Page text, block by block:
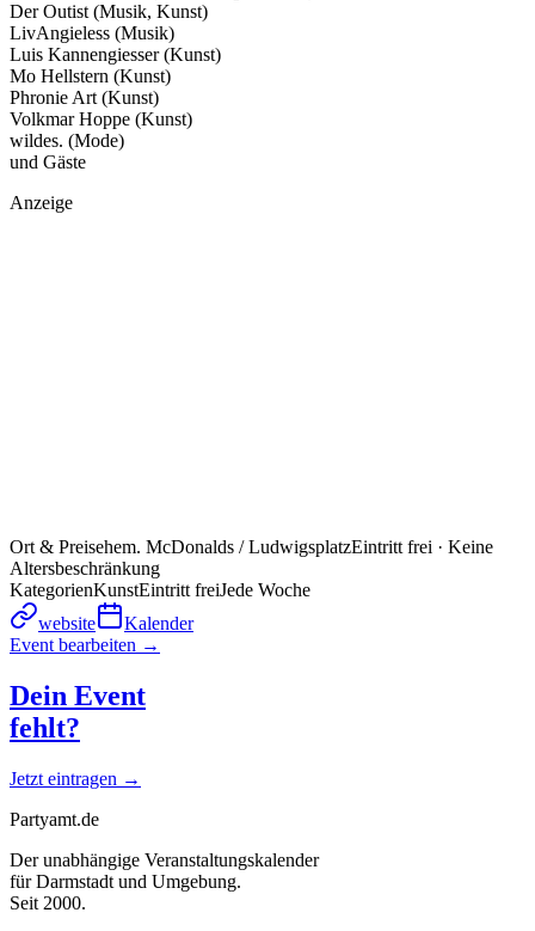
Der Outist (Musik, Kunst)
LivAngieless (Musik)
Luis Kannengiesser (Kunst)
Mo Hellstern (Kunst)
Phronie Art (Kunst)
Volkmar Hoppe (Kunst)
wildes. (Mode)
und Gäste
Anzeige
Ort & Preisehem. McDonalds / LudwigsplatzEintritt frei · Keine
Altersbeschränkung
KategorienKunstEintritt freiJede Woche
website
Kalender
Event bearbeiten →
Dein Event
fehlt?
Jetzt eintragen →
Partyamt.de
Der unabhängige Veranstaltungskalender
für Darmstadt und Umgebung.
Seit 2000.